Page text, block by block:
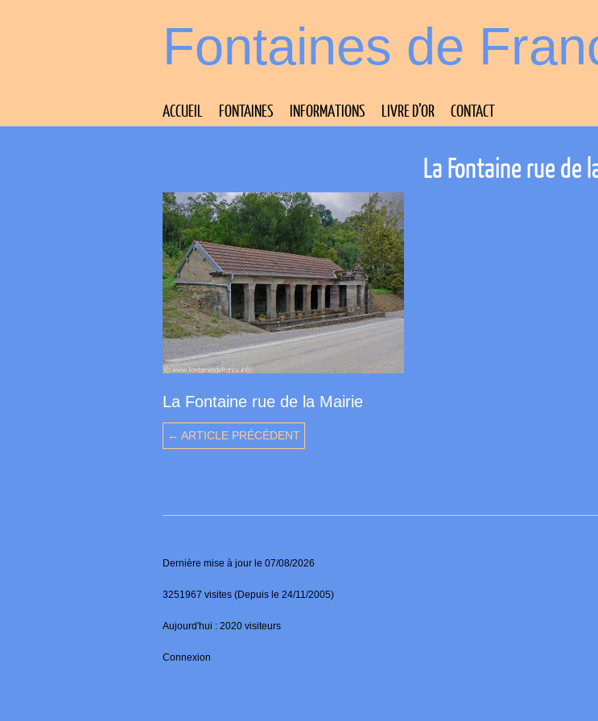
Fontaines de
ACCUEIL FONTAINES INFORMATIONS LIVRE D’OR CONTACT
La Fontaine rue de
La Fontaine rue de la Mairie
← ARTICLE PRÉCÉDENT
Dernière mise à jour le 07/08/2026
3251967 visites (Depuis le 24/11/2005)
Aujourd'hui : 2020 visiteurs
Connexion